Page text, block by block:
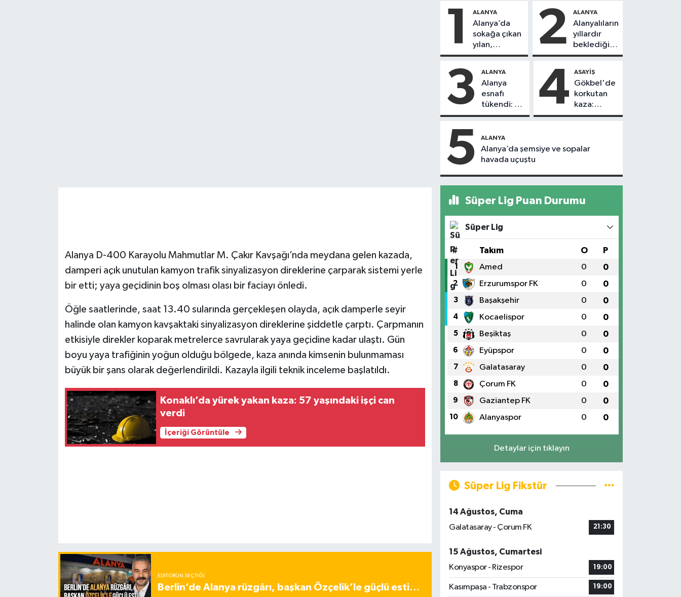
Alanya D-400 Karayolu Mahmutlar M. Çakır Kavşağı’nda meydana gelen kazada,
damperi açık unutulan kamyon trafik sinyalizasyon direklerine çarparak sistemi yerle
bir etti; yaya geçidinin boş olması olası bir faciayı önledi.
Öğle saatlerinde, saat 13.40 sularında gerçekleşen olayda, açık damperle seyir
halinde olan kamyon kavşaktaki sinyalizasyon direklerine şiddetle çarptı. Çarpmanın
etkisiyle direkler koparak metrelerce savrularak yaya geçidine kadar ulaştı. Gün
boyu yaya trafiğinin yoğun olduğu bölgede, kaza anında kimsenin bulunmaması
büyük bir şans olarak değerlendirildi. Kazayla ilgili teknik inceleme başlatıldı.
Konaklı’da yürek yakan kaza: 57 yaşındaki işçi can
verdi
İçeriği Görüntüle
EDITÖRÜN SEÇTIĞI
Berlin’de Alanya rüzgârı, başkan Özçelik’le güçlü esti…
1 ALANYA
Alanya’da
sokağa çıkan
yılan,
vatandaşı
2 ALANYA
Alanyalıların
yıllardır
beklediği
yol askıdan
3 ALANYA
Alanya
esnafı
tükendi: 1
ayda 150
kapandı
4 ASAYIŞ
Gökbel'de
korkutan
kaza:
Başkanın
çarptı
5 ALANYA
Alanya’da şemsiye ve sopalar
havada uçuştu
Süper Lig Puan Durumu
Süper Lig
# Takım O P
1 Amed 0 0
2 Erzurumspor FK 0 0
3 Başakşehir 0 0
4 Kocaelispor 0 0
5 Beşiktaş 0 0
6 Eyüpspor 0 0
7 Galatasaray 0 0
8 Çorum FK 0 0
9 Gaziantep FK 0 0
10 Alanyaspor 0 0
Detaylar için tıklayın
Süper Lig Fikstür
14 Ağustos, Cuma
Galatasaray - Çorum FK
21:30
15 Ağustos, Cumartesi
Konyaspor - Rizespor
19:00
Kasımpaşa - Trabzonspor 19:00